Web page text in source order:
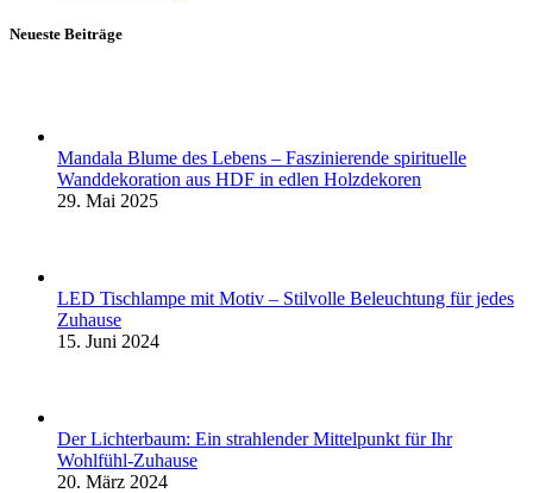
Neueste Beiträge
Mandala Blume des Lebens – Faszinierende spirituelle
Wanddekoration aus HDF in edlen Holzdekoren
29. Mai 2025
LED Tischlampe mit Motiv – Stilvolle Beleuchtung für jedes
Zuhause
15. Juni 2024
Der Lichterbaum: Ein strahlender Mittelpunkt für Ihr
Wohlfühl-Zuhause
20. März 2024